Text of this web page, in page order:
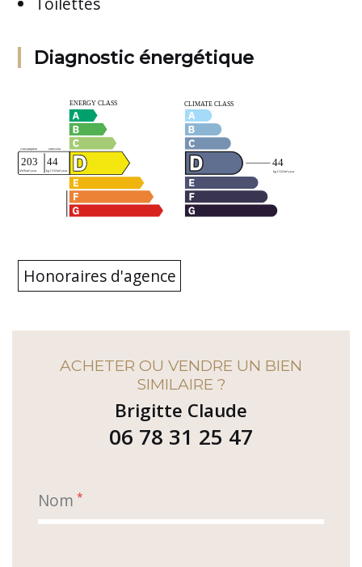
Diagnostic énergétique
Honoraires d'agence
ACHETER OU VENDRE UN BIEN
SIMILAIRE ?
Brigitte Claude
06 78 31 25 47
Nom *